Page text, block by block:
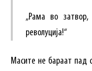
„Рама во
револуција!“
Масите не бараат пад